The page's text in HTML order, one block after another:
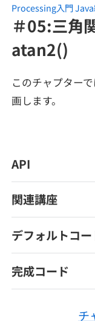
転職エージェント
転職成功ガイド
本選考
インターン
新卒エージェント
インタビュー
就活成功ガイド
講座一覧
問題集
4択課題
プラン
個人向けプラン
法人向けプラン
スキルチェック
プログラミング言語
SQL
ゲーム・マンガ
メディア
note
Processing入門
＃05:三角
atan2()
このチャプター
画します。
API
関連講座
デフォルトコー
完成コード
チ